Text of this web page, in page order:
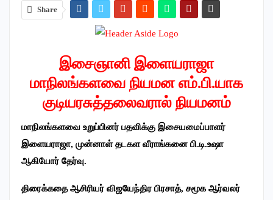
Share
இசைஞானி இளையராஜா
மாநிலங்களவை நியமன எம்.பி.யாக
குடியரசுத்தலைவரால் நியமனம்
மாநிலங்களவை உறுப்பினர் பதவிக்கு இசையமைப்பாளர்
இளையராஜா, முன்னாள் தடகள வீராங்கனை பி.டி.உஷா
ஆகியோர் தேர்வு.
திரைக்கதை ஆசிரியர் விஜயேந்திர பிரசாத், சமூக ஆர்வலர்